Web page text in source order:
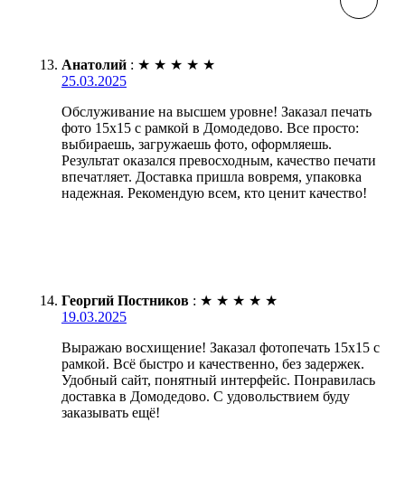
Анатолий : ★ ★ ★ ★ ★
25.03.2025
Обслуживание на высшем уровне! Заказал печать
фото 15х15 с рамкой в Домодедово. Все просто:
выбираешь, загружаешь фото, оформляешь.
Результат оказался превосходным, качество печати
впечатляет. Доставка пришла вовремя, упаковка
надежная. Рекомендую всем, кто ценит качество!
Георгий Постников : ★ ★ ★ ★ ★
19.03.2025
Выражаю восхищение! Заказал фотопечать 15х15 с
рамкой. Всё быстро и качественно, без задержек.
Удобный сайт, понятный интерфейс. Понравилась
доставка в Домодедово. С удовольствием буду
заказывать ещё!